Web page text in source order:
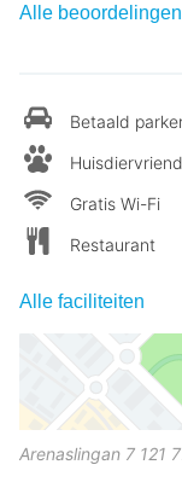
Alle
Betaald
Gratis Wi-Fi
Restaurant
Alle faciliteiten
Arenaslingan 7 121